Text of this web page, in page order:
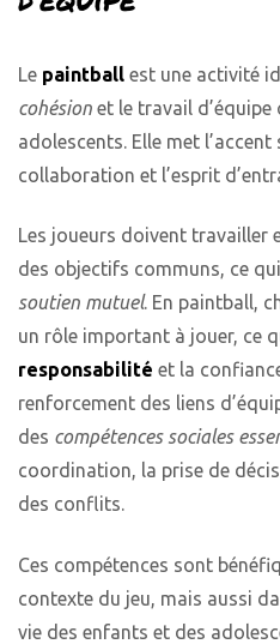
Le paintball est une activité
cohésion et le travail d’équipe
adolescents. Elle met l’accent
collaboration et l’esprit
Les joueurs doivent travailler
des objectifs communs, ce
soutien mutuel. En paintball,
un rôle important à jouer, ce
responsabilité et la
renforcement des liens
des compétences sociales
coordination, la prise de
des conflits.
Ces compétences sont
contexte du jeu, mais aussi
vie des enfants et des